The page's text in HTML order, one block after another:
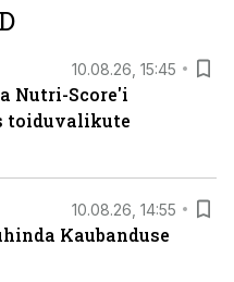
10.08.26, 15:45
Nutri-Score'i
toiduvalikute
10.08.26, 14:55
Kaubanduse